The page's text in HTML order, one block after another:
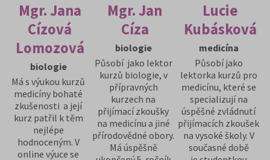
Mgr. Jana
Cízová
Lomozová
biologie
Má s výukou kurzů
medicíny bohaté
zkušenosti a její
kurz patřil k těm
nejlépe
hodnoceným. V
online výuce se
Mgr. Jan
Cíza
biologie
Působí jako lektor
kurzů biologie, v
přípravných
kurzech na
přijímací zkoušky
na medicínu a jiné
přírodovědné obory.
Má úspěšně
Lucie
Kubásková
medicína
Působí jako
lektorka kurzů pro
medicínu, které se
specializují na
úspěšné zvládnutí
přijímacích zkoušek
na vysoké školy. V
současné době